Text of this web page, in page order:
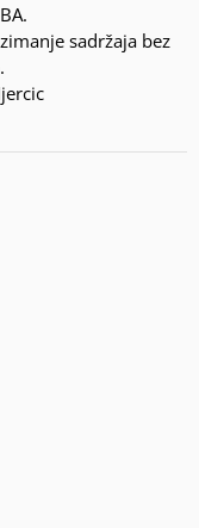
sadržaja bez